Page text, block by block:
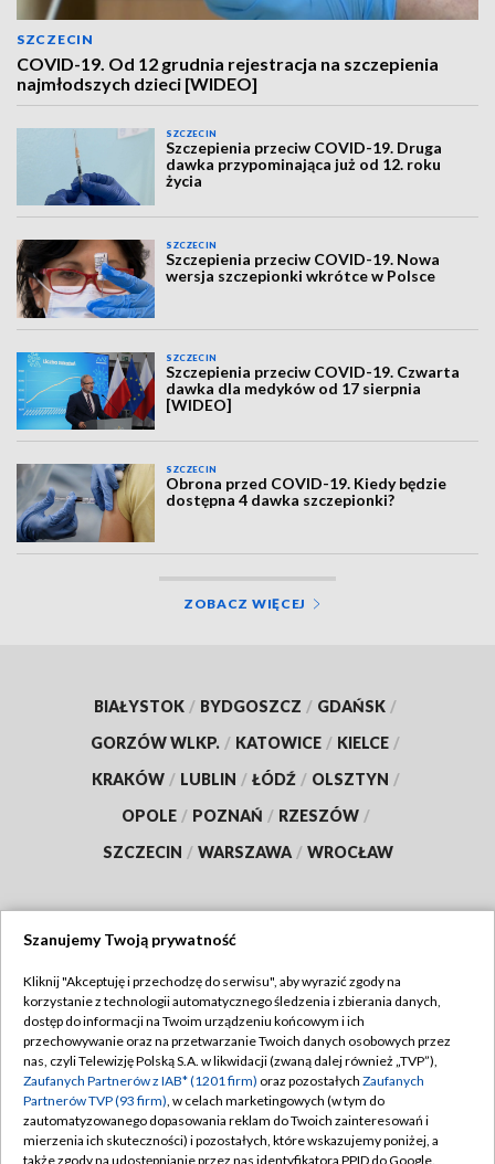
SZCZECIN
COVID-19. Od 12 grudnia rejestracja na szczepienia
najmłodszych dzieci [WIDEO]
SZCZECIN
Szczepienia przeciw COVID-19. Druga
dawka przypominająca już od 12. roku
życia
SZCZECIN
Szczepienia przeciw COVID-19. Nowa
wersja szczepionki wkrótce w Polsce
SZCZECIN
Szczepienia przeciw COVID-19. Czwarta
dawka dla medyków od 17 sierpnia
[WIDEO]
SZCZECIN
Obrona przed COVID-19. Kiedy będzie
dostępna 4 dawka szczepionki?
ZOBACZ WIĘCEJ
BIAŁYSTOK / BYDGOSZCZ / GDAŃSK /
GORZÓW WLKP. / KATOWICE / KIELCE /
KRAKÓW / LUBLIN / ŁÓDŹ / OLSZTYN /
OPOLE / POZNAŃ / RZESZÓW /
SZCZECIN / WARSZAWA / WROCŁAW
TVP
Abonament TVP
Emisja w TVP
Centrum informacji TVP
Naziemna Telewizja Cyfrowa
Regulamin TVP
Polityka prywatności
Moje zgody
Pomoc
Szanujemy Twoją prywatność
Kliknij "Akceptuję i przechodzę do serwisu", aby wyrazić zgody na
korzystanie z technologii automatycznego śledzenia i zbierania danych,
dostęp do informacji na Twoim urządzeniu końcowym i ich
przechowywanie oraz na przetwarzanie Twoich danych osobowych przez
nas, czyli Telewizję Polską S.A. w likwidacji (zwaną dalej również „TVP”),
Zaufanych Partnerów z IAB* (1201 firm) oraz pozostałych Zaufanych
Partnerów TVP (93 firm), w celach marketingowych (w tym do
zautomatyzowanego dopasowania reklam do Twoich zainteresowań i
mierzenia ich skuteczności) i pozostałych, które wskazujemy poniżej, a
także zgody na udostępnianie przez nas identyfikatora PPID do Google.